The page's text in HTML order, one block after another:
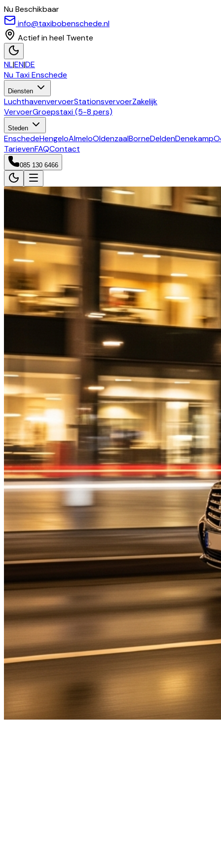
Nu Beschikbaar
info@taxibobenschede.nl
Actief in heel Twente
NL|EN|DE
Nu TaxiEnschede
Diensten
LuchthavenvervoerStationsvervoerZakelijk
VervoerGroepstaxi (5-8 pers)
Steden
EnschedeHengeloAlmeloOldenzaalBorneDeldenDenekamp
TarievenFAQContact
085 130 6466